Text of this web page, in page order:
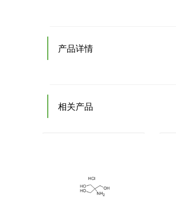
产品详情
相关产品